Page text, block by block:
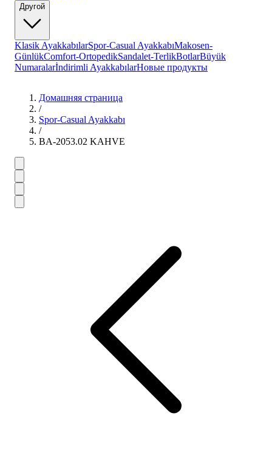
Другой
Klasik AyakkabılarSpor-Casual AyakkabıMakosen-
GünlükComfort-OrtopedikSandalet-TerlikBotlarBüyük
Numaralarİndirimli AyakkabılarНовые продукты
Домашняя страница
/
Spor-Casual Ayakkabı
/
BA-2053.02 KAHVE